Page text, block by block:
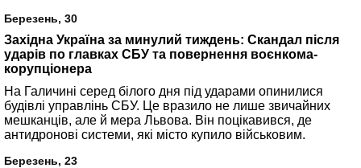
Березень, 30
Західна Україна за минулий тиждень: Скандал після
ударів по главках СБУ та повернення воєнкома-
корупціонера
На Галичині серед білого дня під ударами опинилися
будівлі управлінь СБУ. Це вразило не лише звичайних
мешканців, але й мера Львова. Він поцікавився, де
антидронові системи, які місто купило військовим.
Березень, 23